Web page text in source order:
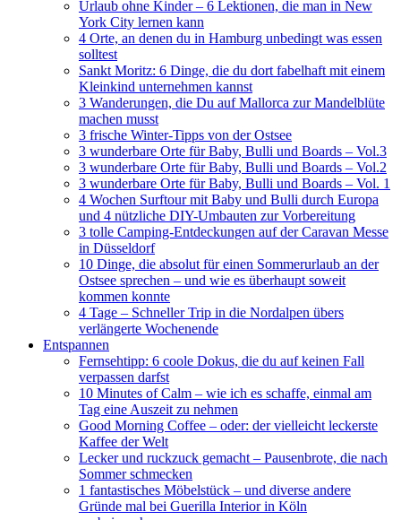
Urlaub ohne Kinder – 6 Lektionen, die man in New
York City lernen kann
4 Orte, an denen du in Hamburg unbedingt was essen
solltest
Sankt Moritz: 6 Dinge, die du dort fabelhaft mit einem
Kleinkind unternehmen kannst
3 Wanderungen, die Du auf Mallorca zur Mandelblüte
machen musst
3 frische Winter-Tipps von der Ostsee
3 wunderbare Orte für Baby, Bulli und Boards – Vol.3
3 wunderbare Orte für Baby, Bulli und Boards – Vol.2
3 wunderbare Orte für Baby, Bulli und Boards – Vol. 1
4 Wochen Surftour mit Baby und Bulli durch Europa
und 4 nützliche DIY-Umbauten zur Vorbereitung
3 tolle Camping-Entdeckungen auf der Caravan Messe
in Düsseldorf
10 Dinge, die absolut für einen Sommerurlaub an der
Ostsee sprechen – und wie es überhaupt soweit
kommen konnte
4 Tage – Schneller Trip in die Nordalpen übers
verlängerte Wochenende
Entspannen
Fernsehtipp: 6 coole Dokus, die du auf keinen Fall
verpassen darfst
10 Minutes of Calm – wie ich es schaffe, einmal am
Tag eine Auszeit zu nehmen
Good Morning Coffee – oder: der vielleicht leckerste
Kaffee der Welt
Lecker und ruckzuck gemacht – Pausenbrote, die nach
Sommer schmecken
1 fantastisches Möbelstück – und diverse andere
Gründe mal bei Guerilla Interior in Köln